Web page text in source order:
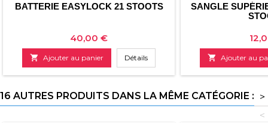
BATTERIE EASYLOCK 21 STOOTS
Prix
40,00 €
 Ajouter au panier Détails
SANGLE
Prix
 Ajouter au
16 AUTRES PRODUITS DANS LA MÊME CATÉGORIE : >
<